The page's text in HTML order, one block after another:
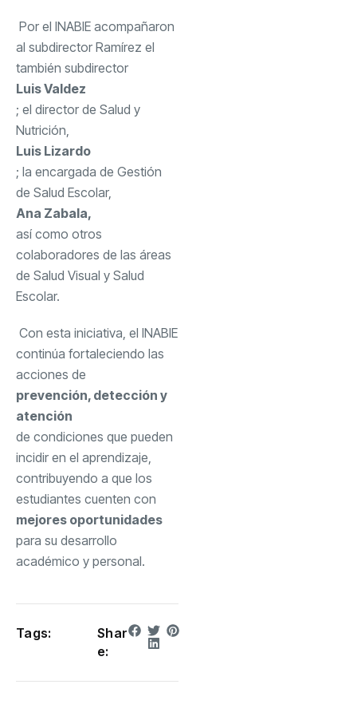
Por el INABIE acompañaron
al subdirector Ramírez el
también subdirector
Luis Valdez
; el director de Salud y
Nutrición,
Luis Lizardo
; la encargada de Gestión
de Salud Escolar,
Ana Zabala,
así como otros
colaboradores de las áreas
de Salud Visual y Salud
Escolar.
Con esta iniciativa, el INABIE
continúa fortaleciendo las
acciones de
prevención, detección y
atención
de condiciones que pueden
incidir en el aprendizaje,
contribuyendo a que los
estudiantes cuenten con
mejores oportunidades
para su desarrollo
académico y personal.
Tags:
Shar
e: